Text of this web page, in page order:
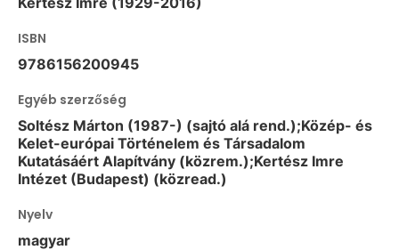
ISBN
9786156200945
Egyéb szerzőség
Soltész Márton (1987-) (sajtó alá rend.);Közép- és
Kelet-európai Történelem és Társadalom
Kutatásáért Alapítvány (közrem.);Kertész Imre
Intézet (Budapest) (közread.)
Nyelv
magyar